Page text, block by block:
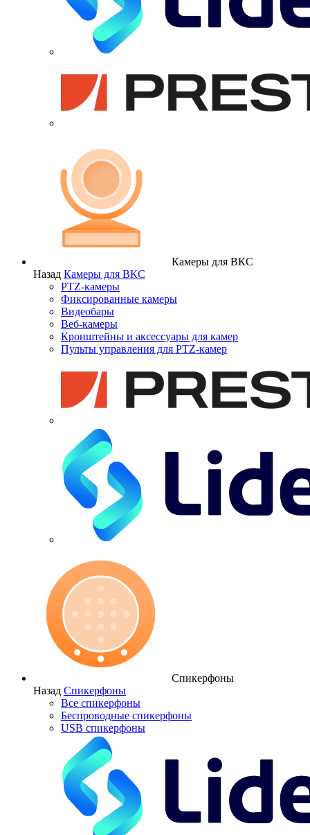
Камеры для ВКС
Назад Камеры для ВКС
PTZ-камеры
Фиксированные камеры
Видеобары
Веб-камеры
Кронштейны и аксессуары для камер
Пульты управления для PTZ-камер
Спикерфоны
Назад Спикерфоны
Все спикерфоны
Беспроводные спикерфоны
USB спикерфоны